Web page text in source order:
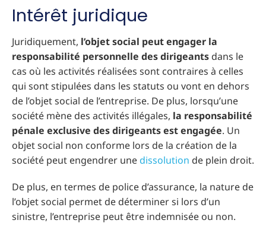
Intérêt juridique
Juridiquement, l’objet social peut engager la
responsabilité personnelle des dirigeants dans le
cas où les activités réalisées sont contraires à celles
qui sont stipulées dans les statuts ou vont en dehors
de l’objet social de l’entreprise. De plus, lorsqu’une
société mène des activités illégales, la responsabilité
pénale exclusive des dirigeants est engagée. Un
objet social non conforme lors de la création de la
société peut engendrer une dissolution de plein droit.
De plus, en termes de police d’assurance, la nature de
l’objet social permet de déterminer si lors d’un
sinistre, l’entreprise peut être indemnisée ou non.